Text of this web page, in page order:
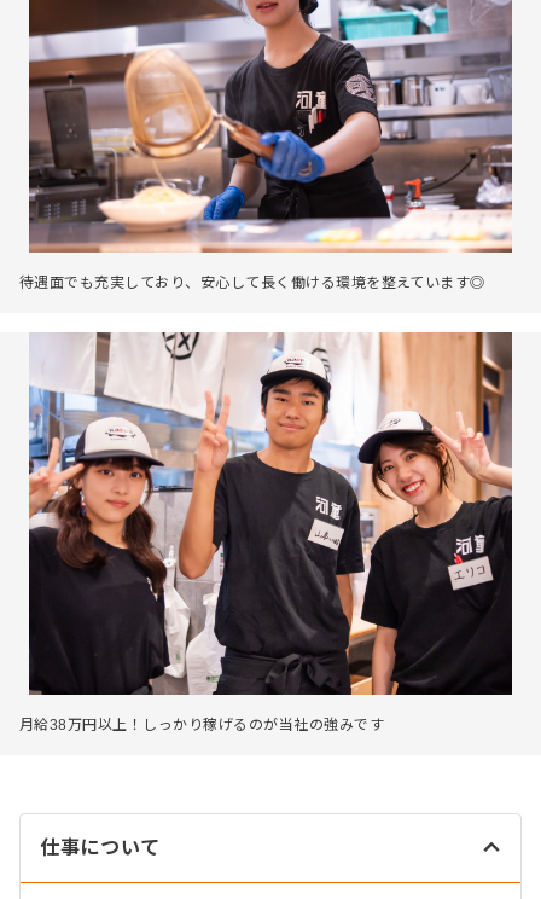
待遇面でも充実しており、安心して長く働ける環境を整えています◎
月給38万円以上！しっかり稼げるのが当社の強みです
仕事について